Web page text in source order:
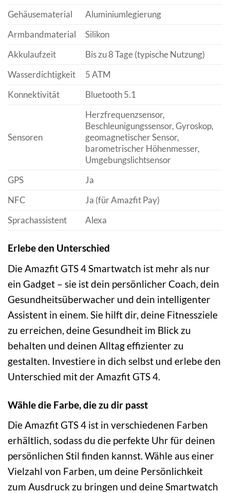
Gehäusematerial
Aluminiumlegierung
Armbandmaterial
Silikon
Akkulaufzeit
Bis zu 8 Tage (typische Nutzung)
Wasserdichtigkeit
5 ATM
Konnektivität
Bluetooth 5.1
Sensoren
Herzfrequenzsensor,
Beschleunigungssensor, Gyroskop,
geomagnetischer Sensor,
barometrischer Höhenmesser,
Umgebungslichtsensor
GPS
Ja
NFC
Ja (für Amazfit Pay)
Sprachassistent
Alexa
Erlebe den Unterschied
Die Amazfit GTS 4 Smartwatch ist mehr als nur
ein Gadget – sie ist dein persönlicher Coach, dein
Gesundheitsüberwacher und dein intelligenter
Assistent in einem. Sie hilft dir, deine Fitnessziele
zu erreichen, deine Gesundheit im Blick zu
behalten und deinen Alltag effizienter zu
gestalten. Investiere in dich selbst und erlebe den
Unterschied mit der Amazfit GTS 4.
Wähle die Farbe, die zu dir passt
Die Amazfit GTS 4 ist in verschiedenen Farben
erhältlich, sodass du die perfekte Uhr für deinen
persönlichen Stil finden kannst. Wähle aus einer
Vielzahl von Farben, um deine Persönlichkeit
zum Ausdruck zu bringen und deine Smartwatch